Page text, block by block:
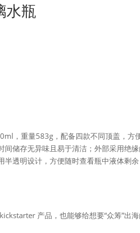
水瓶
，重量583g，配备四款不同顶盖，方
储存无异味且易于清洁；外部采用绝
半透明设计，方便随时查看瓶中液体剩
产品，也能够给想要“众筹”出